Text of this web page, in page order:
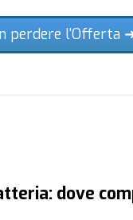
perdere l'Offerta
dove